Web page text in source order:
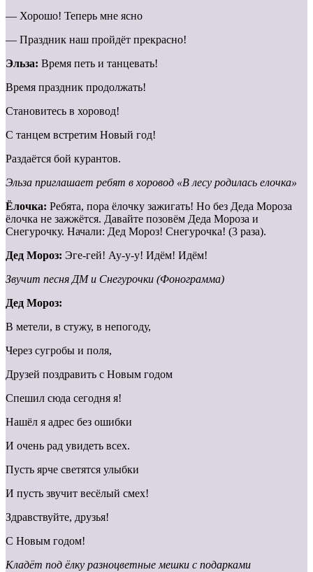
— Хорошо! Теперь мне ясно
— Праздник наш пройдёт прекрасно!
Эльза: Время петь и танцевать!
Время праздник продолжать!
Становитесь в хоровод!
С танцем встретим Новый год!
Раздаётся бой курантов.
Эльза приглашает ребят в хоровод «В лесу родилась елочка»
Ёлочка: Ребята, пора ёлочку зажигать! Но без Деда Мороза
ёлочка не зажжётся. Давайте позовём Деда Мороза и
Снегурочку. Начали: Дед Мороз! Снегурочка! (3 раза).
Дед Мороз: Эге-гей! Ау-у-у! Идём! Идём!
Звучит песня ДМ и Снегурочки (Фонограмма)
Дед Мороз:
В метели, в стужу, в непогоду,
Через сугробы и поля,
Друзей поздравить с Новым годом
Спешил сюда сегодня я!
Нашёл я адрес без ошибки
И очень рад увидеть всех.
Пусть ярче светятся улыбки
И пусть звучит весёлый смех!
Здравствуйте, друзья!
С Новым годом!
Кладёт под ёлку разноцветные мешки с подарками